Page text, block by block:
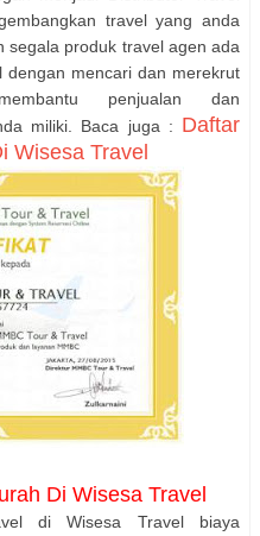
travel yang anda
segala produk travel agen ada
dengan mencari dan merekrut
penjualan dan
miliki. Baca juga : Daftar
Wisesa Travel
Di Wisesa Travel
di Wisesa Travel biaya